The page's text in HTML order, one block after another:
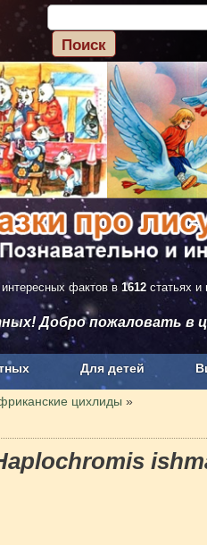
фактов в 1612 статьях и
Добро пожаловать в
Для детей
цихлиды »